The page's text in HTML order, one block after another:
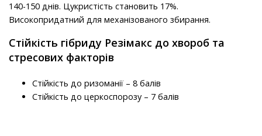
140-150 днів. Цукристість становить 17%.
Високопридатний для механізованого збирання.
Стійкість гібриду Резімакс до хвороб та
стресових факторів
Стійкість до ризоманії – 8 балів
Стійкість до церкоспорозу – 7 балів